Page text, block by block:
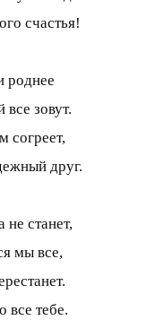
счастья!
роднее
зовут.
согреет,
друг.
не станет,
мы все,
все тебе.